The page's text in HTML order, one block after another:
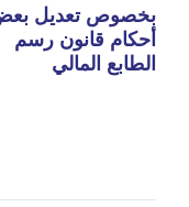
بخصوص تعديل
أحكام قانون رسم
الطابع المالي